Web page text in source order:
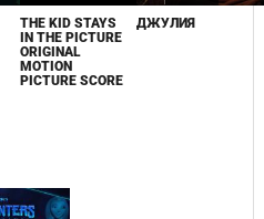
THE KID STAYS
IN THE PICTURE
ORIGINAL
MOTION
PICTURE SCORE
ДЖУЛИЯ